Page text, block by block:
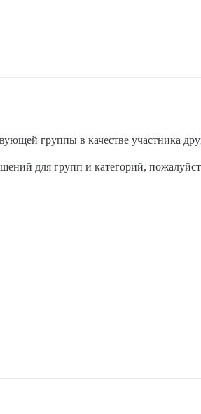
группы в качестве участника
для групп и категорий,